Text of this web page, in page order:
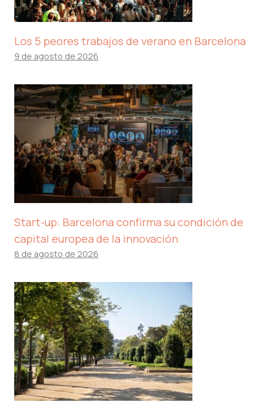
Los 5 peores trabajos de verano en Barcelona
9 de agosto de 2026
Start-up: Barcelona confirma su condición de
capital europea de la innovación
8 de agosto de 2026